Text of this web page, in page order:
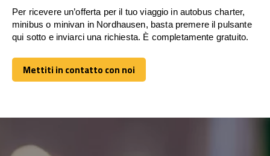
Per ricevere un’offerta per il tuo viaggio in autobus charter,
minibus o minivan in Nordhausen, basta premere il pulsante
qui sotto e inviarci una richiesta. È completamente gratuito.
Mettiti in contatto con noi
Mettiti in contatto con noi